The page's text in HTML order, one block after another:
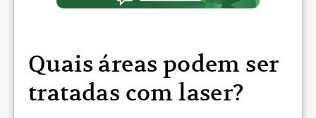
Quais áreas podem ser
tratadas com laser?